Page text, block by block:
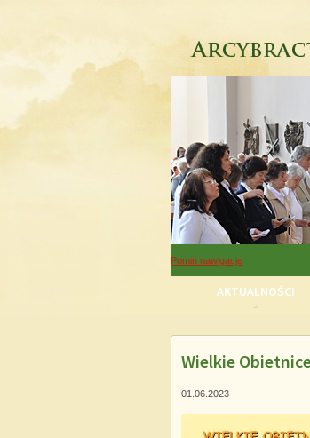
Pomiń nawigacje
AKTUALNOŚCI
Pomiń nawigacje
Wielkie
01.06.2023